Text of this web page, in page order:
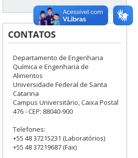
CONTATOS
Departamento de Engenharia
Química e Engenharia de
Alimentos
Universidade Federal de Santa
Catarina
Campus Universitário, Caixa Postal
476 - CEP: 88040-900
Telefones:
+55 48 37215231 (Laboratórios)
+55 48 37219687 (Fax)